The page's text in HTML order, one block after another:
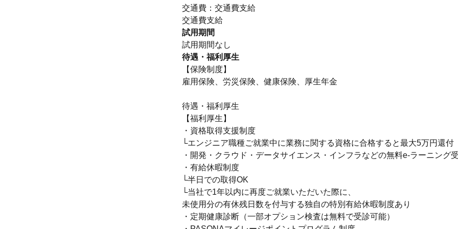
交通費：交通費支給
交通費支給
試用期間
試用期間なし
待遇・福利厚生
【保険制度】
雇用保険、労災保険、健康保険、厚生年金
待遇・福利厚生
【福利厚生】
・資格取得支援制度
└エンジニア職種ご就業中に業務に関する資格に合格すると最大5万円還付
・開発・クラウド・データサイエンス・インフラなどの無料e-ラーニング
・有給休暇制度
└半日での取得OK
└当社で1年以内に再度ご就業いただいた際に、
未使用分の有休残日数を付与する独自の特別有給休暇制度あり
・定期健康診断（一部オプション検査は無料で受診可能）